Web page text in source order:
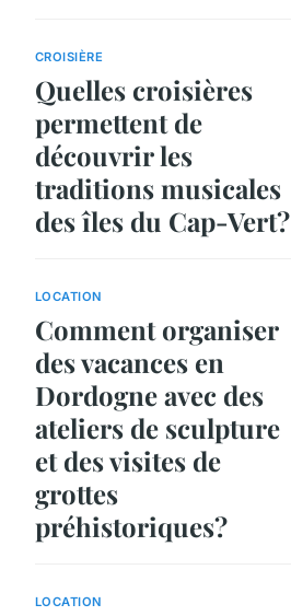
CROISIÈRE
Quelles croisières
permettent de
découvrir les
traditions musicales
des îles du Cap-Vert?
LOCATION
Comment organiser
des vacances en
Dordogne avec des
ateliers de sculpture
et des visites de
grottes
préhistoriques?
LOCATION